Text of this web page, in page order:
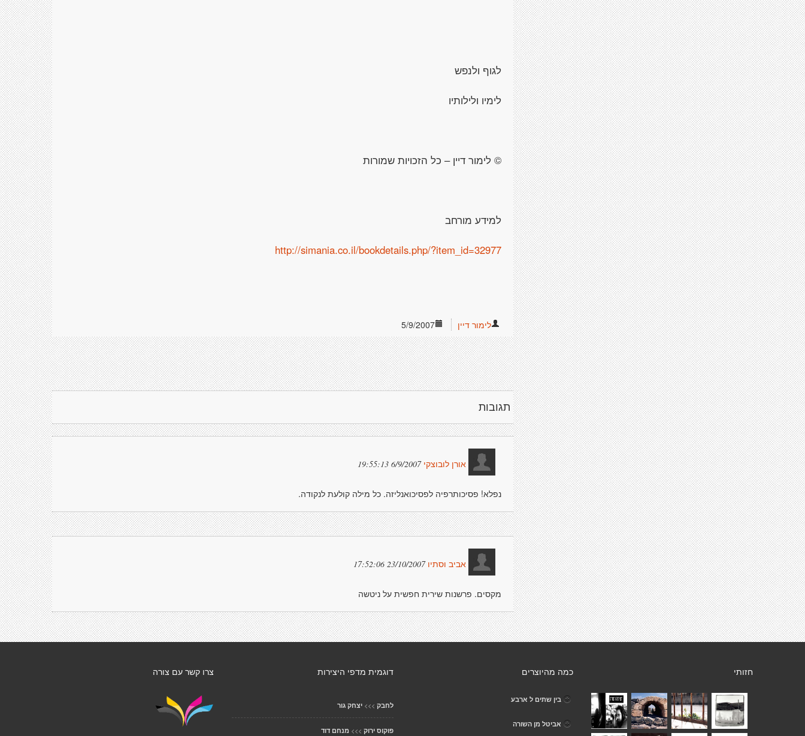
לגוף ולנפש
לימיו ולילותיו
© לימור דיין – כל הזכויות שמורות
למידע מורחב
http://simania.co.il/bookdetails.php/?item_id=32977
5/9/2007 לימור דיין
תגובות
אורן לובוצקי 6/9/2007 19:55:13
נפלא! פסיכותרפיה לפסיכואנליזה. כל מילה קולעת לנקודה.
אביב וסתיו 23/10/2007 17:52:06
מקסים. פרשנות שירית חפשית על ניטשה
צרו קשר עם צורה דוגמית מדפי היצירות
לחבק >>> יצחק גור
פוקוס ירוק >>> מנחם דוד
כמה מהיוצרים
בין שתים ל ארבע
אביטל מן השורה
חזותי